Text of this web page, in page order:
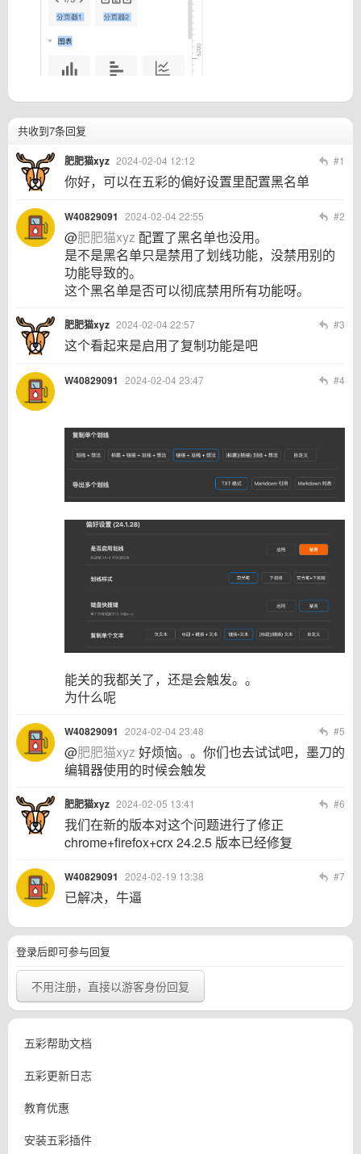
共收到7条回复
肥肥猫xyz 2024-02-04 12:12 #1
你好，可以在五彩的偏好设置里配置黑名单
W40829091 2024-02-04 22:55 #2
@肥肥猫xyz 配置了黑名单也没用。
是不是黑名单只是禁用了划线功能，没禁用别的
功能导致的。
这个黑名单是否可以彻底禁用所有功能呀。
肥肥猫xyz 2024-02-04 22:57 #3
这个看起来是启用了复制功能是吧
W40829091 2024-02-04 23:47 #4
能关的我都关了，还是会触发。。
为什么呢
W40829091 2024-02-04 23:48 #5
@肥肥猫xyz好烦恼。。你们也去试试吧，墨刀的
编辑器使用的时候会触发
肥肥猫xyz 2024-02-05 13:41 #6
我们在新的版本对这个问题进行了修正
chrome+firefox+crx 24.2.5 版本已经修复
W40829091 2024-02-19 13:38 #7
已解决，牛逼
登录后即可参与回复
不用注册，直接以游客身份回复
五彩帮助文档
五彩更新日志
教育优惠
安装五彩插件